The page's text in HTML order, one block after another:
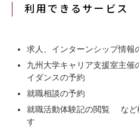
利用できるサービス
求人、インターンシップ情報
九州大学キャリア支援室主
イダンスの予約
就職相談の予約
就職活動体験記の閲覧 など
す